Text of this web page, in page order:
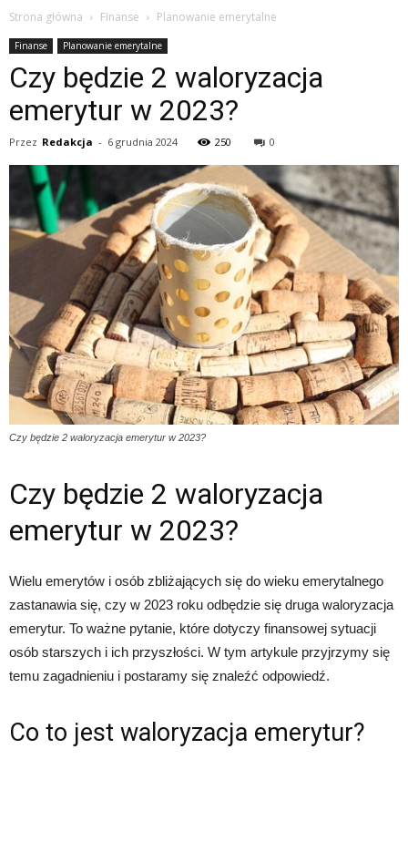
Strona główna Finanse Planowanie emerytalne
Finanse Planowanie emerytalne
Czy będzie 2 waloryzacja
emerytur w 2023?
Przez Redakcja - 6 grudnia 2024 250 0
Czy będzie 2 waloryzacja emerytur w 2023?
Czy będzie 2 waloryzacja
emerytur w 2023?
Wielu emerytów i osób zbliżających się do wieku emerytalnego
zastanawia się, czy w 2023 roku odbędzie się druga waloryzacja
emerytur. To ważne pytanie, które dotyczy finansowej sytuacji
osób starszych i ich przyszłości. W tym artykule przyjrzymy się
temu zagadnieniu i postaramy się znaleźć odpowiedź.
Co to jest waloryzacja emerytur?